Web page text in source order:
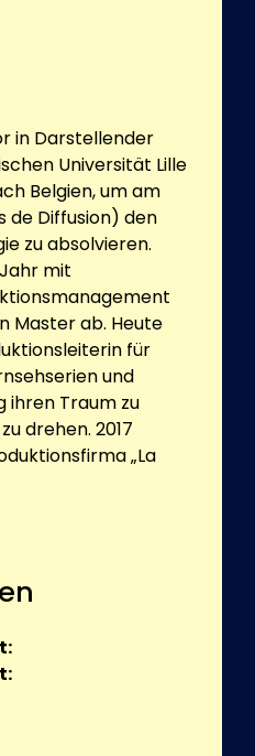
in Darstellender
Universität Lille
Belgien, um am
de Diffusion) den
zu absolvieren.
mit
Master ab. Heute
für
und
ihren Traum zu
drehen. 2017
„La